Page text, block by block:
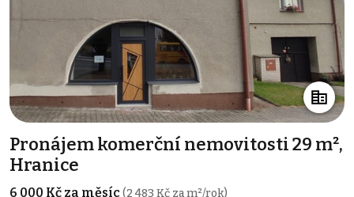
Pronájem komerční nemovitosti 29 m²,
Hranice
6 000 Kč za měsíc(2 483 Kč za m²/rok)